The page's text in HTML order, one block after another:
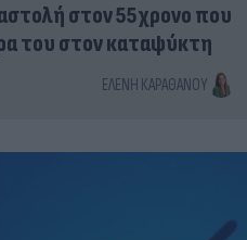
στον 55χρονο που
του στον καταψύκτη
ΕΛΈΝΗ ΚΑΡΑΘΆΝΟΥ